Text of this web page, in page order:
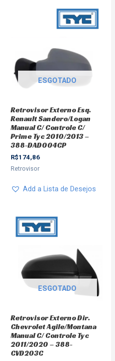
ESGOTADO
Retrovisor Externo Esq.
Renault Sandero/Logan
Manual C/ Controle C/
Prime Tyc 2010/2013 –
388-DAD004CP
R$174,86
Retrovisor
Add a Lista de Desejos
ESGOTADO
Retrovisor Externo Dir.
Chevrolet Agile/Montana
Manual C/ Controle Tyc
2011/2020 – 388-
CVD203C